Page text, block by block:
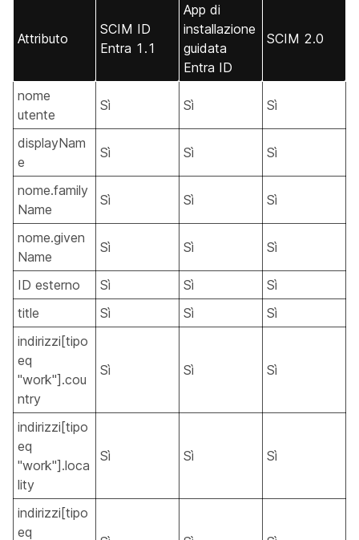
Attributo
SCIM ID
Entra 1.1
App di
installazione
guidata
Entra ID
SCIM 2.0
nome
utente
Sì Sì Sì
displayNam
e
Sì Sì Sì
nome.family
Name
Sì Sì Sì
nome.given
Name
Sì Sì Sì
ID esterno Sì Sì
Sì
title
Sì Sì
Sì
indirizzi[tipo
eq
"work"].cou
ntry
Sì Sì Sì
indirizzi[tipo
eq
"work"].loca
lity
Sì Sì Sì
indirizzi[tipo
eq